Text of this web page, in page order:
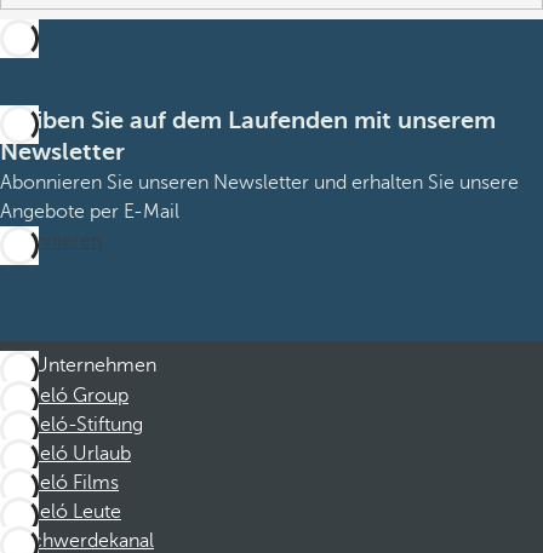
Bleiben Sie auf dem Laufenden mit unserem
Newsletter
Abonnieren Sie unseren Newsletter und erhalten Sie unsere
Angebote per E-Mail
Abonnieren
Unternehmen
Barceló Group
Barceló-Stiftung
Barceló Urlaub
Barceló Films
Barceló Leute
Beschwerdekanal